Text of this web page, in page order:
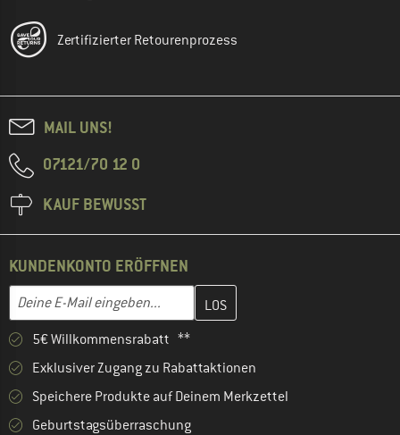
Zertifizierter Retourenprozess
MAIL UNS!
07121/70 12 0
KAUF BEWUSST
KUNDENKONTO ERÖFFNEN
Deine E-Mail eingeben...
Gib hier deine E-Mail-Adresse ein und erstelle im nächsten
5€ Willkommensrabatt **
Exklusiver Zugang zu Rabattaktionen
Speichere Produkte auf Deinem Merkzettel
Geburtstagsüberraschung